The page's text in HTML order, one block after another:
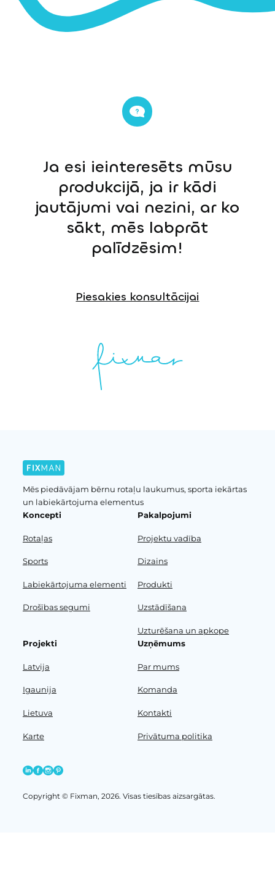
Ja esi ieinteresēts mūsu
produkcijā, ja ir kādi
jautājumi vai nezini, ar ko
sākt, mēs labprāt
palīdzēsim!
Piesakies konsultācijai
Mēs piedāvājam bērnu rotaļu laukumus, sporta iekārtas
un labiekārtojuma elementus
Koncepti
Rotaļas
Sports
Labiekārtojuma elementi
Drošības segumi
Pakalpojumi
Projektu vadība
Dizains
Produkti
Uzstādīšana
Uzturēšana un apkope
Projekti
Latvija
Igaunija
Lietuva
Karte
Uzņēmums
Par mums
Komanda
Kontakti
Privātuma politika
Copyright © Fixman, 2026. Visas tiesības aizsargātas.